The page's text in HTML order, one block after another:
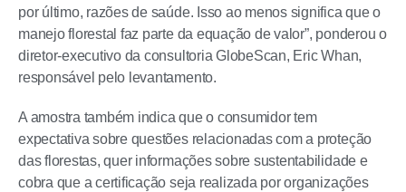
por último, razões de saúde. Isso ao menos significa que o
manejo florestal faz parte da equação de valor”, ponderou o
diretor-executivo da consultoria GlobeScan, Eric Whan,
responsável pelo levantamento.
A amostra também indica que o consumidor tem
expectativa sobre questões relacionadas com a proteção
das florestas, quer informações sobre sustentabilidade e
cobra que a certificação seja realizada por organizações